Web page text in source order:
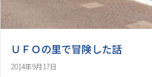
ＵＦＯの里で冒険した話
2014年9月17日